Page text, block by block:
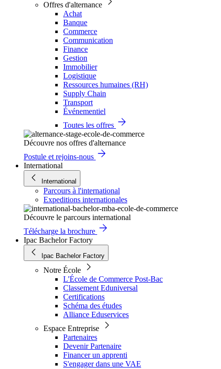
Offres d'alternance
Achat
Banque
Commerce
Communication
Finance
Gestion
Immobilier
Logistique
Ressources humaines (RH)
Supply Chain
Transport
Événementiel
Toutes les offres
Découvre nos offres d'alternance
Postule et rejoins-nous
International
International
Parcours à l'international
Expeditions internationales
Découvre le parcours international
Télécharge la brochure
Ipac Bachelor Factory
Ipac Bachelor Factory
Notre École
L'École de Commerce Post-Bac
Classement Eduniversal
Certifications
Schéma des études
Alliance Eduservices
Espace Entreprise
Partenaires
Devenir Partenaire
Financer un apprenti
S'engager dans une VAE